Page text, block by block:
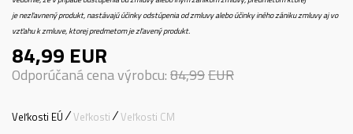
je nezľavnený produkt, nastávajú účinky odstúpenia od zmluvy alebo účinky iného zániku zmluvy aj vo
vzťahu k zmluve, ktorej predmetom je zľavený produkt.
84,99 EUR
Odporúčaná cena výrobcu:84,99EUR
Veľkosti EÚ Veľkosti Veľkosti CM